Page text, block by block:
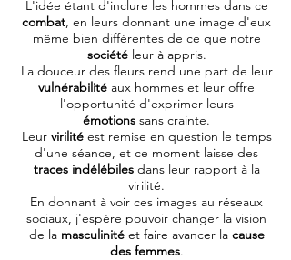
L'idée étant d'inclure les hommes dans ce
combat, en leurs donnant une image d'eux
même bien différentes de ce que notre
sociétéleur à appris.
La douceur des fleurs rend une part de leur
vulnérabilité aux hommes et leur offre
l'opportunité d'exprimer leurs
émotions sans crainte.
Leur virilitéest remise en question le temps
d'une séance, et ce moment laisse des
traces indélébilesdans leur rapport à la
virilité.
En donnant à voir ces images au réseaux
sociaux, j'espère pouvoir changer la vision
de la masculinitéet faire avancer la cause
des femmes.